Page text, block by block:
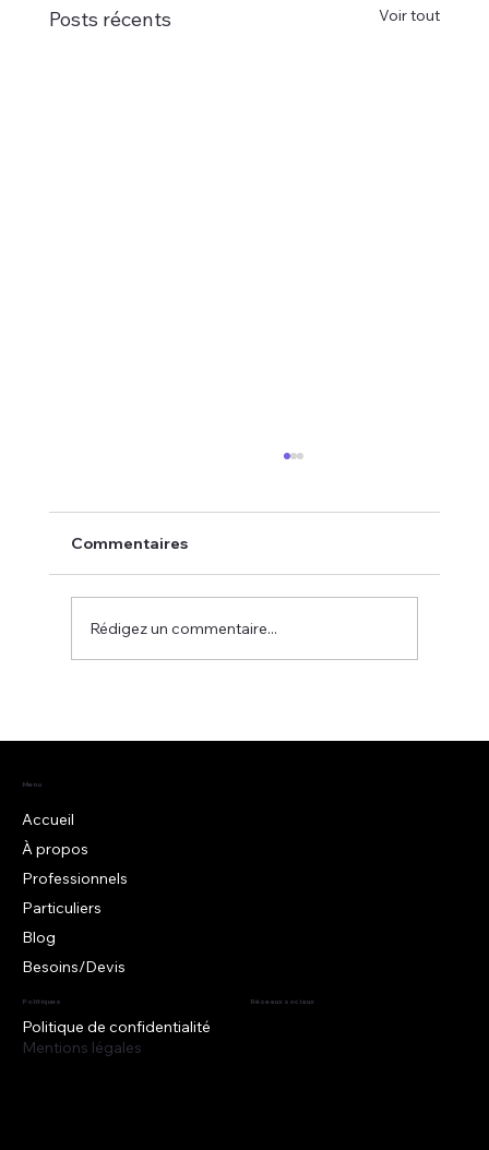
Posts récents Voir tout
REVENU, FORMULE FORFAITAIRE
Commentaires
Rédigez un commentaire...
Menu
Accueil
À propos
Professionnels
Particuliers
Blog
Besoins/Devis
Politiques
Politique de confidentialité
Mentions légales
Réseaux sociaux